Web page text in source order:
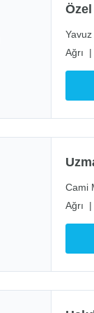
Ağrı |
Cami
Ağrı |